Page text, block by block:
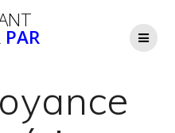
PAR